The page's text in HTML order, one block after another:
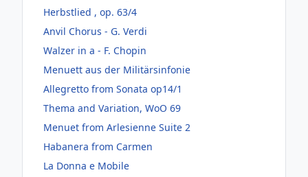
Herbstlied , op. 63/4
Anvil Chorus - G. Verdi
Walzer in a - F. Chopin
Menuett aus der Militärsinfonie
Allegretto from Sonata op14/1
Thema and Variation, WoO 69
Menuet from Arlesienne Suite 2
Habanera from Carmen
La Donna e Mobile